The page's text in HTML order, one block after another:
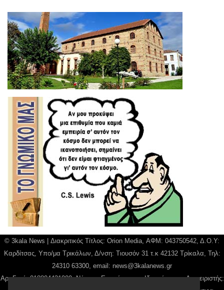
© 3kala News | Διακριτικός Τίτλος: Orion Media, ΑΦΜ: 043750542, Δ.Ο.Υ:
Καρδίτσας, Υπο/μα Τρικάλων, Δ/νση: Τιουσόν 31 τ.κ 42132 Τρίκαλα, Τηλ:
24310 63300, email: news@3kalanews.gr
Αρ. Γεμή: 018804431000, Νόμιμος Εκπρόσωπος, Ιδιοκτήτης και Διαχειριστής: